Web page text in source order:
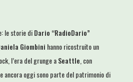
le storie diDario “RadioDario”
Giombini hanno ricostruito un
l’era del grunge aSeattle , con
oggi sono parte del patrimonio di